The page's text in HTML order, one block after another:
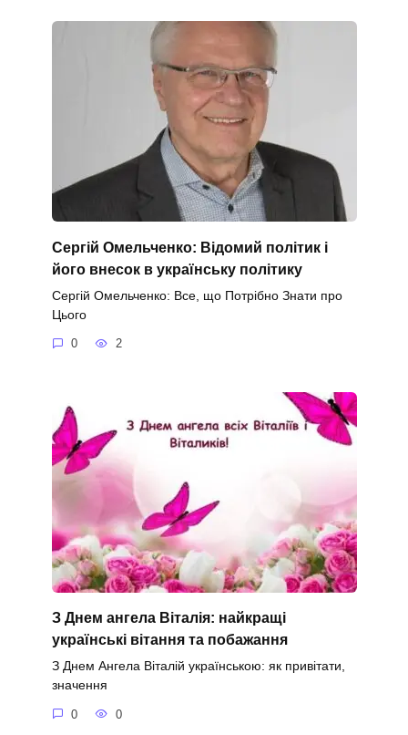
Сергій Омельченко: Відомий політик і
його внесок в українську політику
Сергій Омельченко: Все, що Потрібно Знати про
Цього
0 2
З Днем ангела Віталія: найкращі
українські вітання та побажання
З Днем Ангела Віталій українською: як привітати,
значення
0 0